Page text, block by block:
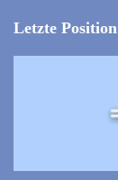
Letzte Position